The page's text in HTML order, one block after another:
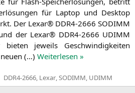
für Lap­top und Desk­top
Der Lexar® DDR4-2666 SODIMM
der Lexar® DDR4-2666 UDIMM
bie­ten jeweils Geschwin­dig­kei­ten
(…) Wei­ter­le­sen »
Tags:
DDR4-2666 Lexar SODIMM UDIMM